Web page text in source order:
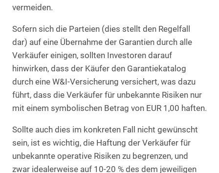
vermeiden.
Sofern sich die Parteien (dies stellt den Regelfall
dar) auf eine Übernahme der Garantien durch alle
Verkäufer einigen, sollten Investoren darauf
hinwirken, dass der Käufer den Garantiekatalog
durch eine W&I-Versicherung versichert, was dazu
führt, dass die Verkäufer für unbekannte Risiken nur
mit einem symbolischen Betrag von EUR 1,00 haften.
Sollte auch dies im konkreten Fall nicht gewünscht
sein, ist es wichtig, die Haftung der Verkäufer für
unbekannte operative Risiken zu begrenzen, und
zwar idealerweise auf 10-20 % des dem jeweiligen